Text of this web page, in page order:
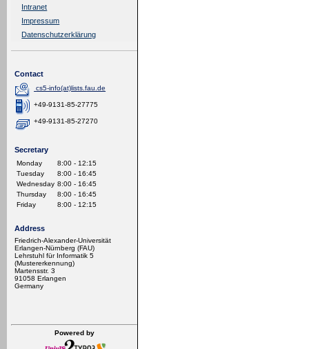
Intranet
Impressum
Datenschutzerklärung
Contact
cs5-info(at)lists.fau.de
+49-9131-85-27775
+49-9131-85-27270
Secretary
Monday
8:00 - 12:15
Tuesday
8:00 - 16:45
Wednesday 8:00 - 16:45
Thursday
8:00 - 16:45
Friday
8:00 - 12:15
Address
Friedrich-Alexander-Universität
Erlangen-Nürnberg (FAU)
Lehrstuhl für Informatik 5
(Mustererkennung)
Martensstr. 3
91058 Erlangen
Germany
Powered by